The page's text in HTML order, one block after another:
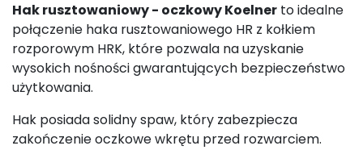
Hak rusztowaniowy - oczkowy Koelner to idealne
połączenie haka rusztowaniowego HR z kołkiem
rozporowym HRK, które pozwala na uzyskanie
wysokich nośności gwarantujących bezpieczeństwo
użytkowania.
Hak posiada solidny spaw, który zabezpiecza
zakończenie oczkowe wkrętu przed rozwarciem.